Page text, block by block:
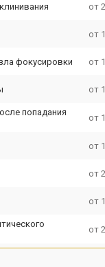
от
от
фокусировки от
от
попадания
от
от
от
от
от